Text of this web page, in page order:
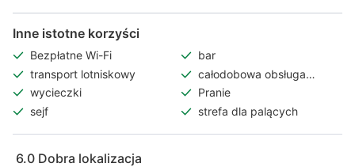
Inne istotne korzyści
Bezpłatne Wi-Fi
bar
transport lotniskowy
całodobowa obsługa
pokoju
wycieczki
Pranie
sejf
strefa dla palących
6.0 Dobra lokalizacja